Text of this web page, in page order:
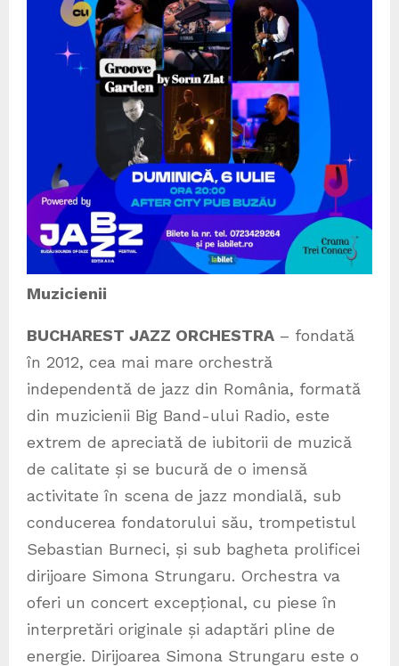
Muzicienii
BUCHAREST JAZZ ORCHESTRA – fondată
în 2012, cea mai mare orchestră
independentă de jazz din România, formată
din muzicienii Big Band-ului Radio, este
extrem de apreciată de iubitorii de muzică
de calitate și se bucură de o imensă
activitate în scena de jazz mondială, sub
conducerea fondatorului său, trompetistul
Sebastian Burneci, și sub bagheta prolificei
dirijoare Simona Strungaru. Orchestra va
oferi un concert excepțional, cu piese în
interpretări originale și adaptări pline de
energie. Dirijoarea Simona Strungaru este o